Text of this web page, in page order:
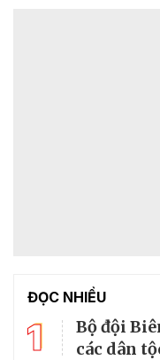
ĐỌC NHIỀU
1
Bộ đội
các dân